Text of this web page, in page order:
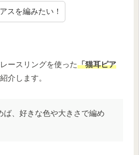
スを編みたい！
ースリングを使った「猫耳ピア
介します。
ば、好きな色や大きさで編め